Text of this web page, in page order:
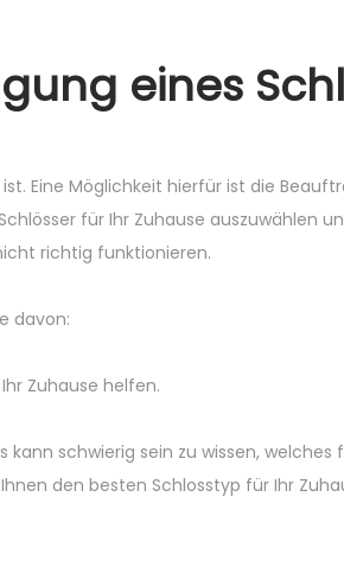
eines
Eine Möglichkeit hierfür ist die
für Ihr Zuhause auszuwählen
richtig funktionieren.
davon:
Zuhause helfen.
schwierig sein zu wissen, welches
den besten Schlosstyp für Ihr